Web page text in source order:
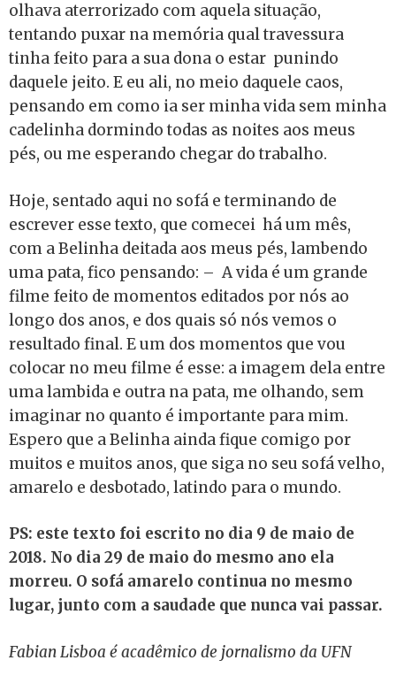
olhava aterrorizado com aquela situação,
tentando puxar na memória qual travessura
tinha feito para a sua dona o estar punindo
daquele jeito. E eu ali, no meio daquele caos,
pensando em como ia ser minha vida sem minha
cadelinha dormindo todas as noites aos meus
pés, ou me esperando chegar do trabalho.
Hoje, sentado aqui no sofá e terminando de
escrever esse texto, que comecei há um mês,
com a Belinha deitada aos meus pés, lambendo
uma pata, fico pensando: – A vida é um grande
filme feito de momentos editados por nós ao
longo dos anos, e dos quais só nós vemos o
resultado final. E um dos momentos que vou
colocar no meu filme é esse: a imagem dela entre
uma lambida e outra na pata, me olhando, sem
imaginar no quanto é importante para mim.
Espero que a Belinha ainda fique comigo por
muitos e muitos anos, que siga no seu sofá velho,
amarelo e desbotado, latindo para o mundo.
PS: este texto foi escrito no dia 9 de maio de
2018. No dia 29 de maio do mesmo ano ela
morreu. O sofá amarelo continua no mesmo
lugar, junto com a saudade que nunca vai passar.
Fabian Lisboa é acadêmico de jornalismo da UFN